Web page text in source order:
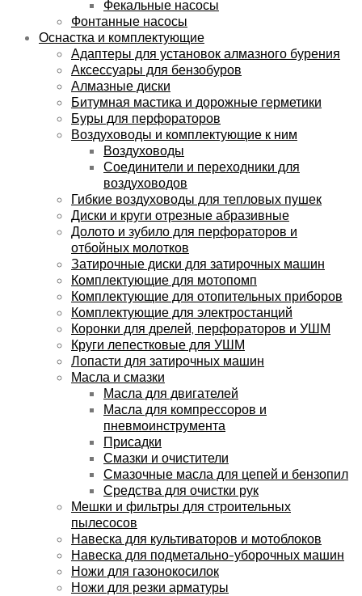
Фекальные насосы
Фонтанные насосы
Оснастка и комплектующие
Адаптеры для установок алмазного бурения
Аксессуары для бензобуров
Алмазные диски
Битумная мастика и дорожные герметики
Буры для перфораторов
Воздуховоды и комплектующие к ним
Воздуховоды
Соединители и переходники для
воздуховодов
Гибкие воздуховоды для тепловых пушек
Диски и круги отрезные абразивные
Долото и зубило для перфораторов и
отбойных молотков
Затирочные диски для затирочных машин
Комплектующие для мотопомп
Комплектующие для отопительных приборов
Комплектующие для электростанций
Коронки для дрелей, перфораторов и УШМ
Круги лепестковые для УШМ
Лопасти для затирочных машин
Масла и смазки
Масла для двигателей
Масла для компрессоров и
пневмоинструмента
Присадки
Смазки и очистители
Смазочные масла для цепей и бензопил
Средства для очистки рук
Мешки и фильтры для строительных
пылесосов
Навеска для культиваторов и мотоблоков
Навеска для подметально-уборочных машин
Ножи для газонокосилок
Ножи для резки арматуры